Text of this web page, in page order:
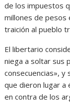
de los impuestos
millones de pesos
traición al pueblo
El libertario
niega a soltar sus
consecuencias», y
que dieron lugar
en contra de los